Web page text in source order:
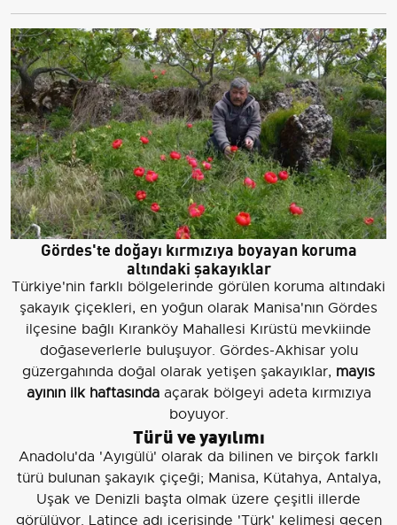
Gördes'te doğayı kırmızıya boyayan koruma
altındaki şakayıklar
Türkiye'nin farklı bölgelerinde görülen koruma altındaki
şakayık çiçekleri, en yoğun olarak Manisa'nın Gördes
ilçesine bağlı Kıranköy Mahallesi Kırüstü mevkiinde
doğaseverlerle buluşuyor. Gördes-Akhisar yolu
güzergahında doğal olarak yetişen şakayıklar, mayıs
ayının ilk haftasındaaçarak bölgeyi adeta kırmızıya
boyuyor.
Türü ve yayılımı
Anadolu'da 'Ayıgülü' olarak da bilinen ve birçok farklı
türü bulunan şakayık çiçeği; Manisa, Kütahya, Antalya,
Uşak ve Denizli başta olmak üzere çeşitli illerde
görülüyor. Latince adı içerisinde 'Türk' kelimesi geçen